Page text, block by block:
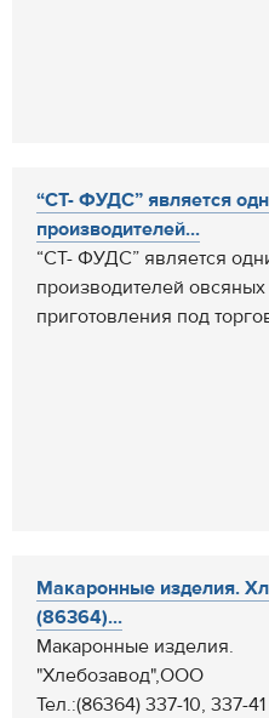
“СТ- ФУДС” является
производителей...
“СТ- ФУДС” является
производителей
приготовления под
Макаронные изделия.
(86364)...
Макаронные изделия.
"Хлебозавод",ООО
Тел.:(86364) 337-10, 337-41